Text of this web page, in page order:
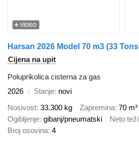
VIDEO
Cijena na upit
Poluprikolica cisterna za gas
2026
Stanje novi
Nosivost 33.300 kg Zapremina 70 m³
Ogibljenje gibanj/pneumatski Neto
Broj osovina 4